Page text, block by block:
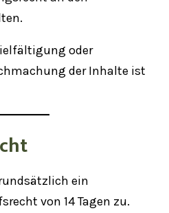
oder
der Inhalte ist
ein
von 14 Tagen zu.